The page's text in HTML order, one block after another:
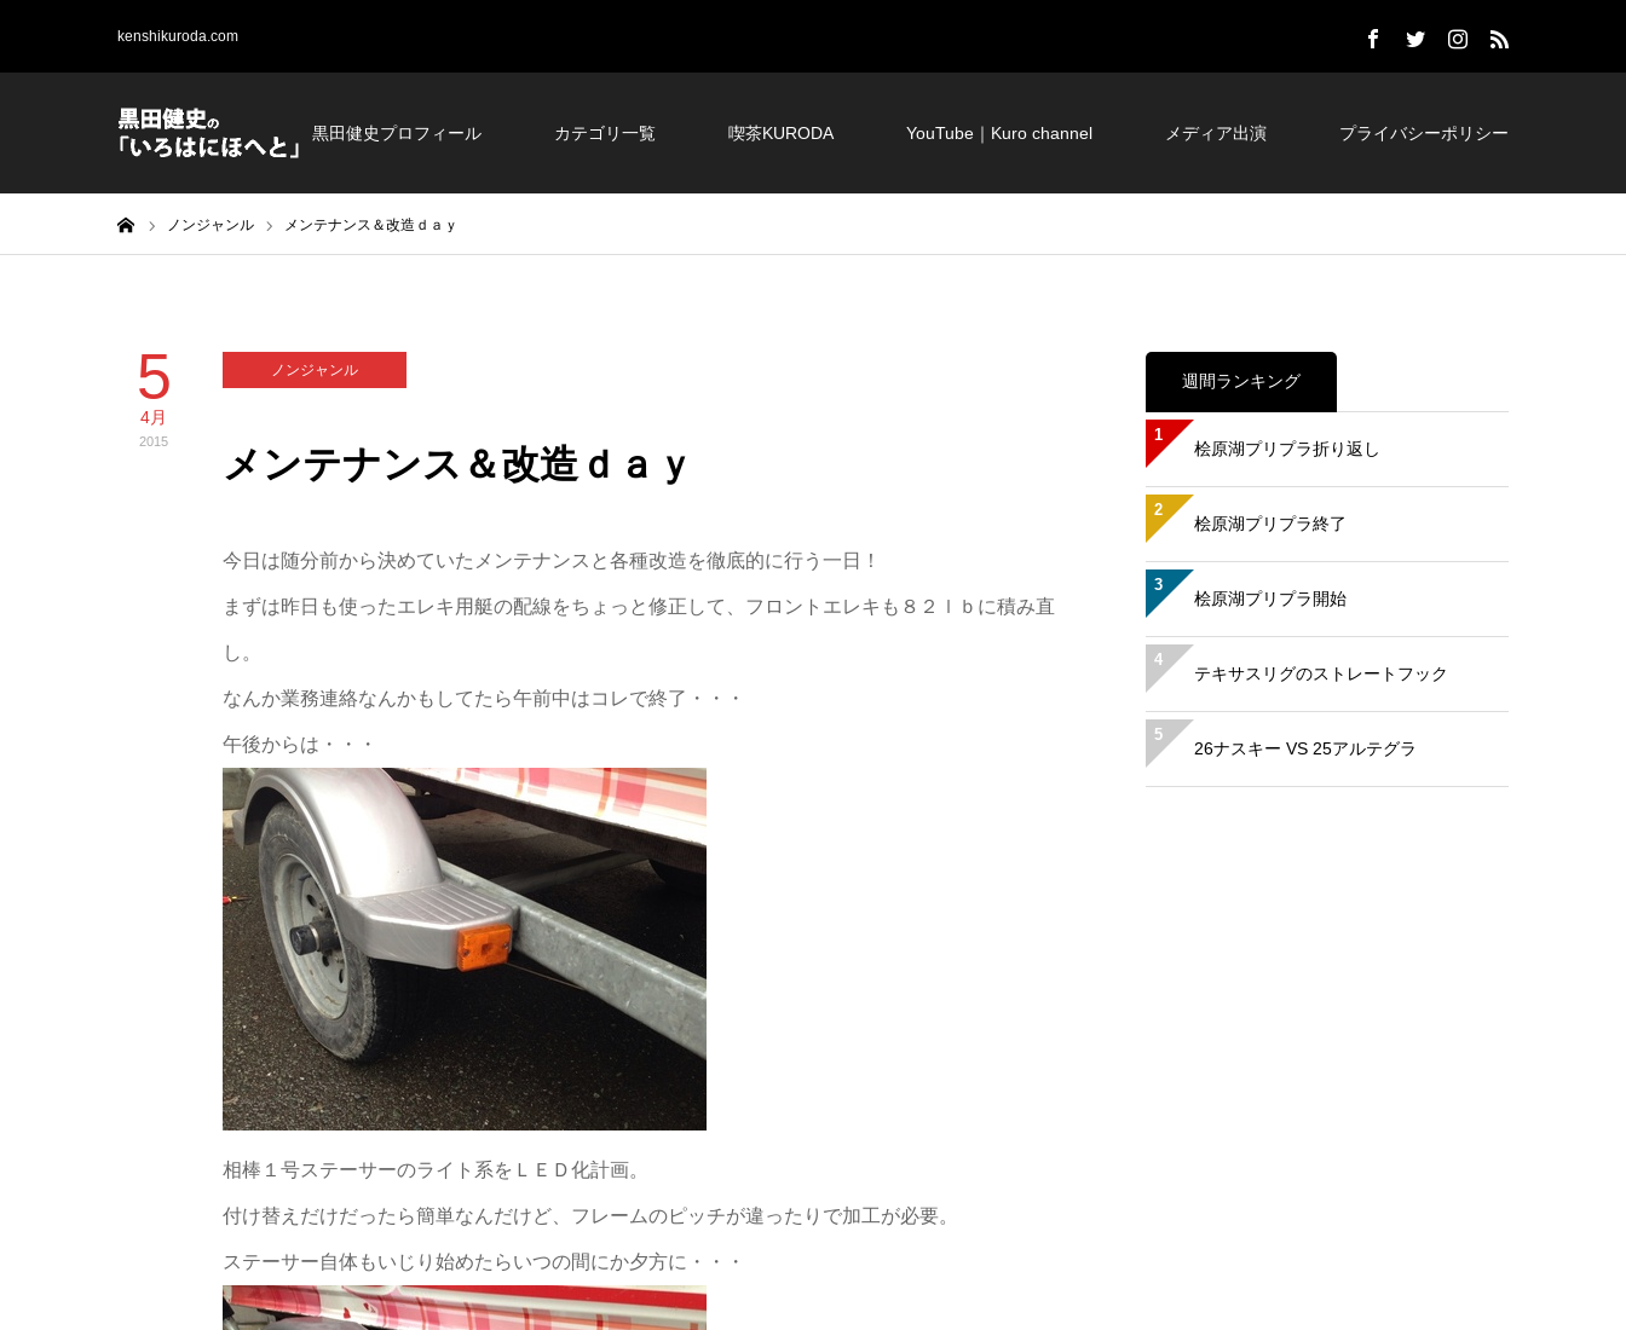
kenshikuroda.com
黒田健史プロフィール カテゴリ一覧 喫茶KURODA YouTube｜Kuro channel メディア出演 プライバシーポリシー
ノンジャンル メンテナンス＆改造ｄａｙ
5
4月
2015
ノンジャンル
メンテナンス＆改造ｄａｙ
今日は随分前から決めていたメンテナンスと各種改造を徹底的に行う一日！
まずは昨日も使ったエレキ用艇の配線をちょっと修正して、フロントエレキも８２ｌｂに積み直
し。
なんか業務連絡なんかもしてたら午前中はコレで終了・・・
午後からは・・・
相棒１号ステーサーのライト系をＬＥＤ化計画。
付け替えだけだったら簡単なんだけど、フレームのピッチが違ったりで加工が必要。
ステーサー自体もいじり始めたらいつの間にか夕方に・・・
週間ランキング
1
桧原湖プリプラ折り返し
2
桧原湖プリプラ終了
3
桧原湖プリプラ開始
4
テキサスリグのストレートフック
5
26ナスキー VS 25アルテグラ